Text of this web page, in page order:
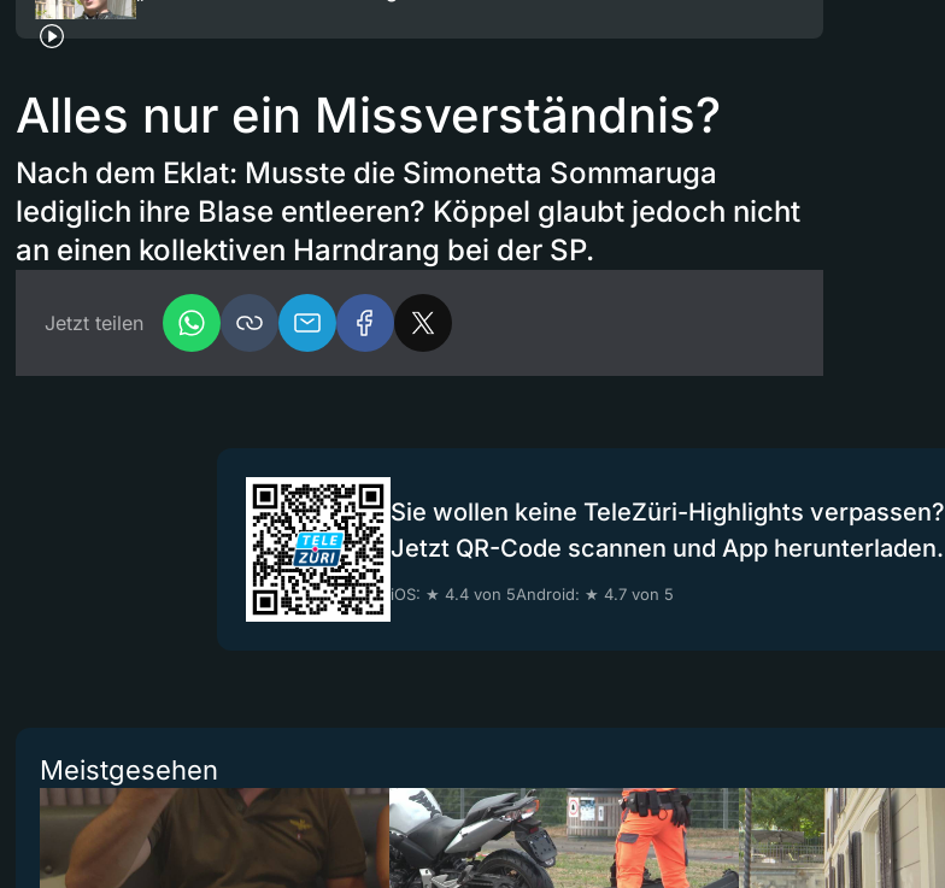
Alles nur ein Missverständnis?
Nach dem Eklat: Musste die Simonetta Sommaruga
lediglich ihre Blase entleeren? Köppel glaubt jedoch nicht
an einen kollektiven Harndrang bei der SP.
Jetzt teilen
Sie wollen keine TeleZüri-Highlights verpassen?
Jetzt QR-Code scannen und App herunterladen.
iOS: ★ 4.4 von 5Android: ★ 4.7 von 5
Meistgesehen